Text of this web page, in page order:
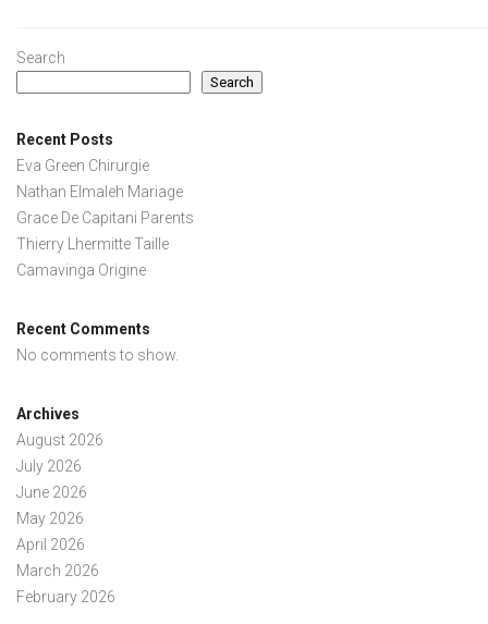
Search
Search
Recent Posts
Eva Green Chirurgie
Nathan Elmaleh Mariage
Grace De Capitani Parents
Thierry Lhermitte Taille
Camavinga Origine
Recent Comments
No comments to show.
Archives
August 2026
July 2026
June 2026
May 2026
April 2026
March 2026
February 2026